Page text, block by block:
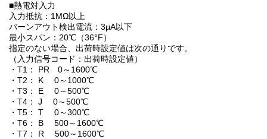
■熱電対入力
入力抵抗：1MΩ以上
バーンアウト検出電流：3μA以下
最小スパン：20℃（36°F）
指定のない場合、出荷時設定値は次の通りです。
（入力信号コード：出荷時設定値）
・T1： PR 0～1600℃
・T2： K 0～1000℃
・T3： E 0～500℃
・T4： J 0～500℃
・T5： T 0～300℃
・T6： B 500～1600℃
・T7： R 500～1600℃